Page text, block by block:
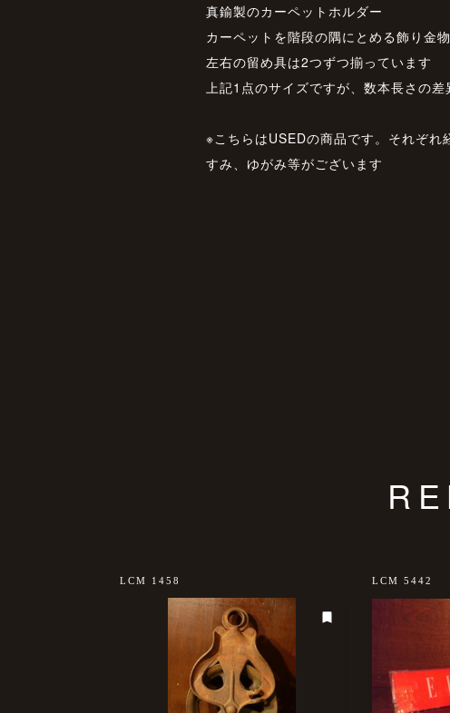
真鍮製のカーペットホルダー
カーペットを階段の隅にとめる飾り金
左右の留め具は2つずつ揃っています
上記1点のサイズですが、数本長さの
※こちらはUSEDの商品です。それぞれ
すみ、ゆがみ等がございます
LCM 1458 LCM 5442